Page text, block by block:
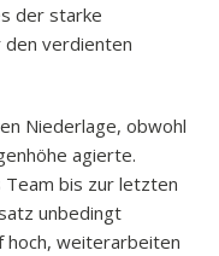
der starke
verdienten
Niederlage, obwohl
agierte.
bis zur letzten
unbedingt
hoch, weiterarbeiten